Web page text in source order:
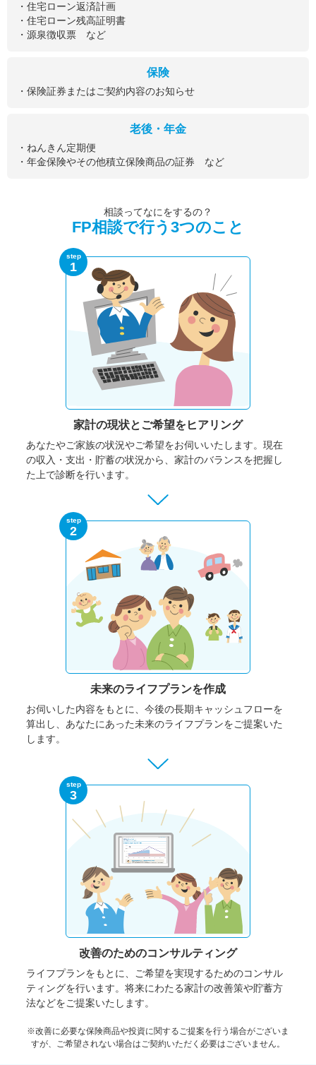
・住宅ローン返済計画
・住宅ローン残高証明書
・源泉徴収票 など
保険
・保険証券またはご契約内容のお知らせ
老後・年金
・ねんきん定期便
・年金保険やその他積立保険商品の証券 など
相談ってなにをするの？
FP相談で行う3つのこと
step
1
家計の現状と ご希望をヒアリング
あなたやご家族の状況やご希望をお伺いいたします。 現在
の収入・支出・貯蓄の状況から、家計のバランスを把握し
た上で診断を行います。
step
2
未来のライフプランを作成
お伺いした内容をもとに、今後の長期キャッシュフローを
算出し、あなたにあった未来のライフプランをご提案いた
します。
step
3
改善のためのコンサルティング
ライフプランをもとに、ご希望を実現するためのコンサル
ティングを行います。将来にわたる家計の改善策や貯蓄方
法などをご提案いたします。
※改善に必要な保険商品や投資に関するご提案を行う場合がございま
すが、ご希望されない場合はご契約いただく必要はございません。